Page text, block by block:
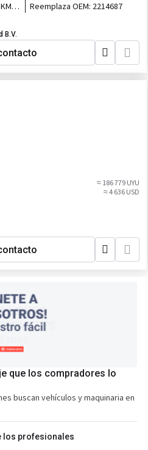
Reemplaza OEM: 2214687
B.V.
≈ 186 779 UYU
≈ 4 636 USD
que los compradores lo
buscan vehículos y maquinaria en
los profesionales